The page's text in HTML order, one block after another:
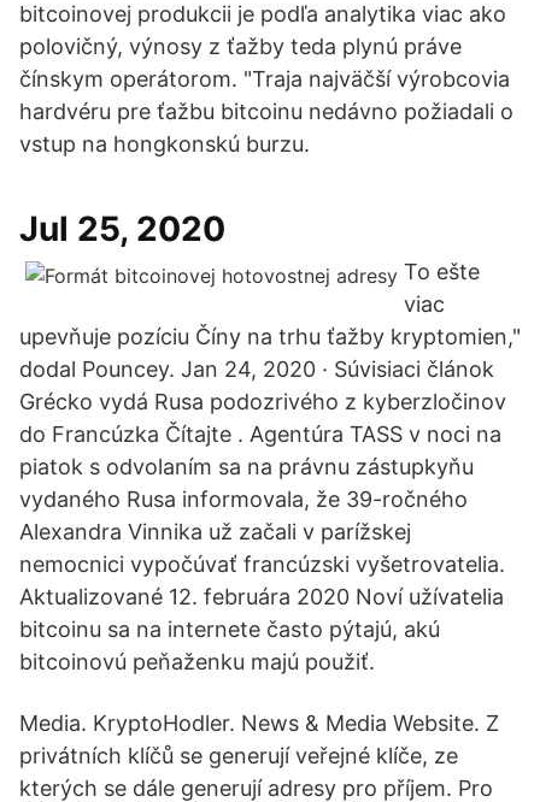
bitcoinovej produkcii je podľa analytika viac ako
polovičný, výnosy z ťažby teda plynú práve
čínskym operátorom. "Traja najväčší výrobcovia
hardvéru pre ťažbu bitcoinu nedávno požiadali o
vstup na hongkonskú burzu.
Jul 25, 2020
To ešte
viac
upevňuje pozíciu Číny na trhu ťažby kryptomien,"
dodal Pouncey. Jan 24, 2020 · Súvisiaci článok
Grécko vydá Rusa podozrivého z kyberzločinov
do Francúzka Čítajte . Agentúra TASS v noci na
piatok s odvolaním sa na právnu zástupkyňu
vydaného Rusa informovala, že 39-ročného
Alexandra Vinnika už začali v parížskej
nemocnici vypočúvať francúzski vyšetrovatelia.
Aktualizované 12. februára 2020 Noví užívatelia
bitcoinu sa na internete často pýtajú, akú
bitcoinovú peňaženku majú použiť.
Media. KryptoHodler. News & Media Website. Z
privátních klíčů se generují veřejné klíče, ze
kterých se dále generují adresy pro příjem. Pro